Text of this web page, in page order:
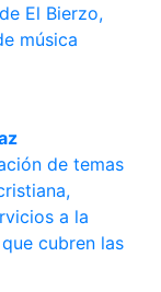
El Bierzo,
música
de temas
a la
cubren las